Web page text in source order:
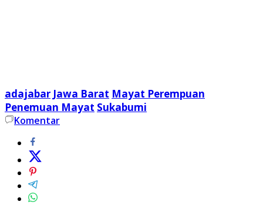
adajabar Jawa Barat Mayat Perempuan
Penemuan Mayat Sukabumi
Komentar